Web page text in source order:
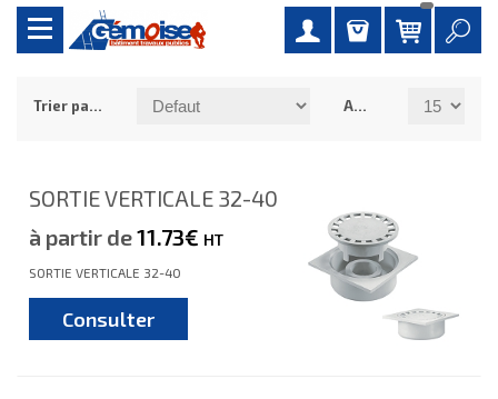
Trier par : Afficher :
SORTIE VERTICALE 32-40
à partir de11.73€ HT
SORTIE VERTICALE 32-40
Consulter